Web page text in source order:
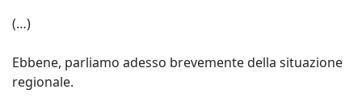
(…)
Ebbene, parliamo adesso brevemente della situazione
regionale.